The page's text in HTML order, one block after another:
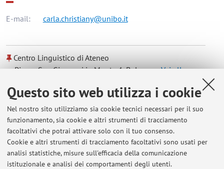
Questo sito web utilizza i cookie
Nel nostro sito utilizziamo sia cookie tecnici necessari per il suo
funzionamento, sia cookie e altri strumenti di tracciamento
facoltativi che potrai attivare solo con il tuo consenso.
Cookie e altri strumenti di tracciamento facoltativi sono usati per
analisi statistiche, misure sull'efficacia della comunicazione
istituzionale e analisi dei comportamenti degli utenti.
E-mail: carla.christiany@unibo.it
Centro Linguistico di Ateneo
Piazza San Giovanni in Monte 4, Bologna -Vai alla
Orario di ricevimento
Martedì, ore 11-12tramite TEAMS e/o su appuntamento
tramite mail: carla.christiany@unibo.it